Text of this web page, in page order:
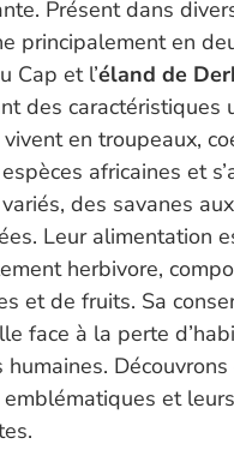
Présent dans
principalement en
Cap et l’éland de
des caractéristiques
en troupeaux,
africaines et
des savanes
Leur alimentation
herbivore,
et de fruits. Sa
face à la perte
humaines.
emblématiques et